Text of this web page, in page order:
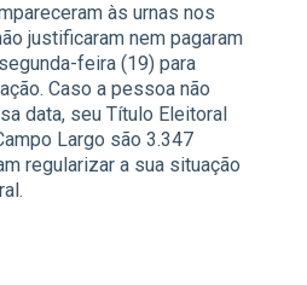
às urnas nos
justificaram nem pagaram
feira (19) para
Caso a pessoa não
data, seu Título Eleitoral
Largo são 3.347
regularizar a sua situação